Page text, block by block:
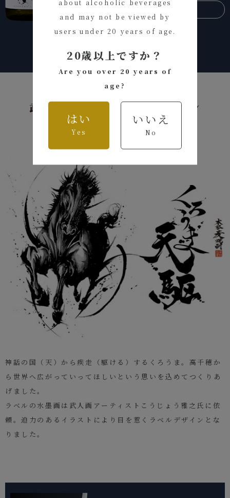
ご購入はこちら
武人画師による ラベルデザイン
神話の国（天）から疾走（駆ける）するくろうま。高千穂か
ら世界へ広がっていってほしいという思いを込めてつくりあ
げました。
ラベルの水墨画は武人画アーティストこうじょう雅之氏に依
頼。迫力のあるイラストにより目を惹くラベルデザインとな
りました。
about alcoholic beverages
and may not be viewed by
users under 20 years of age.
20歳以上ですか？
Are you over 20 years of
age?
はい
Yes
いいえ
No